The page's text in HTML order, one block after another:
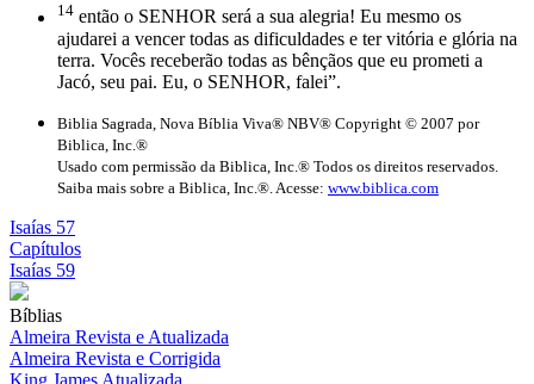
14 então o SENHOR será a sua alegria! Eu mesmo os
ajudarei a vencer todas as dificuldades e ter vitória e glória na
terra. Vocês receberão todas as bênçãos que eu prometi a
Jacó, seu pai. Eu, o SENHOR, falei”.
Biblia Sagrada, Nova Bíblia Viva® NBV® Copyright © 2007 por
Biblica, Inc.®
Usado com permissão da Biblica, Inc.® Todos os direitos reservados.
Saiba mais sobre a Biblica, Inc.®. Acesse: www.biblica.com
Isaías 57
Capítulos
Isaías 59
Bíblias
Almeira Revista e Atualizada
Almeira Revista e Corrigida
King James Atualizada